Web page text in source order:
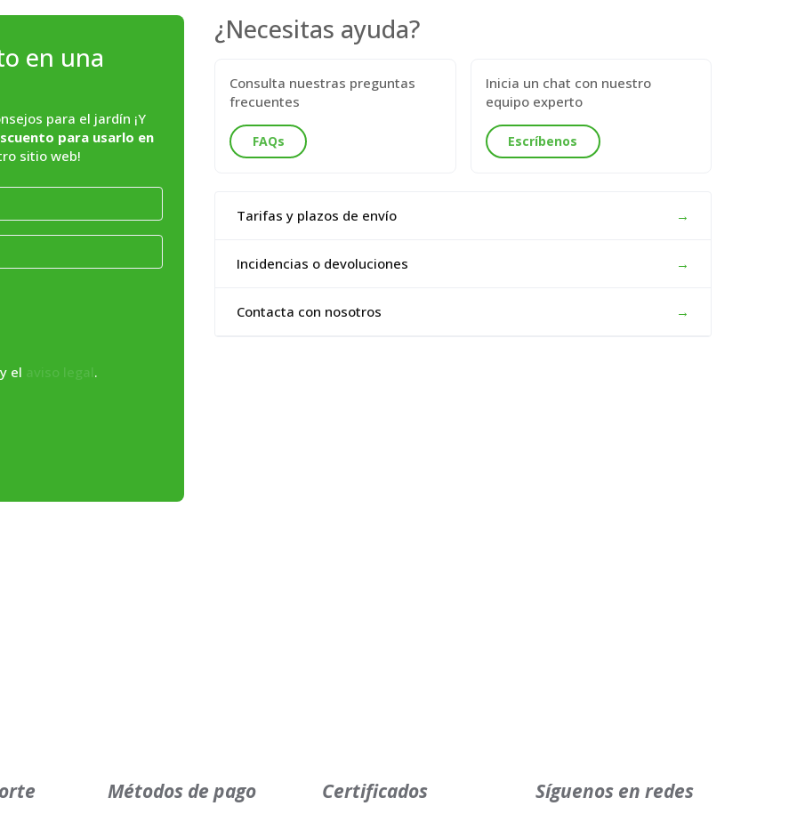
en una
para el jardín ¡Y
para usarlo en
sitio web!
y el aviso legal.
¿Necesitas ayuda?
Consulta nuestras preguntas
frecuentes
FAQs
Inicia un chat con nuestro
equipo experto
Escríbenos
Tarifas y plazos de envío →
Incidencias o devoluciones →
Contacta con nosotros →
Métodos de pago Certificados Síguenos en redes